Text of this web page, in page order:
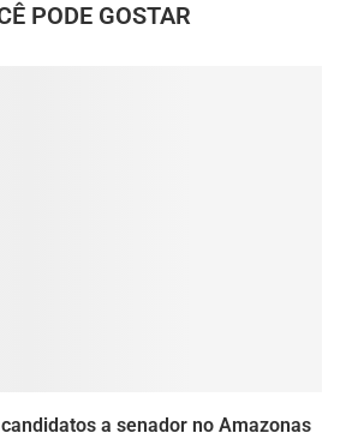
PODE GOSTAR
a senador no Amazonas